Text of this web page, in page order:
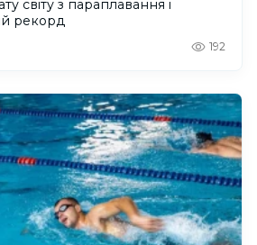
світу з параплавання і
рекорд
192